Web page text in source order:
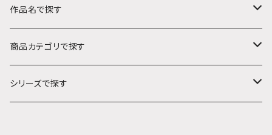
作品名で探す
カ行
ガールズ＆パンツァー
サ行
商品カテゴリで探す
アクリルキーホルダー
シリーズで探す